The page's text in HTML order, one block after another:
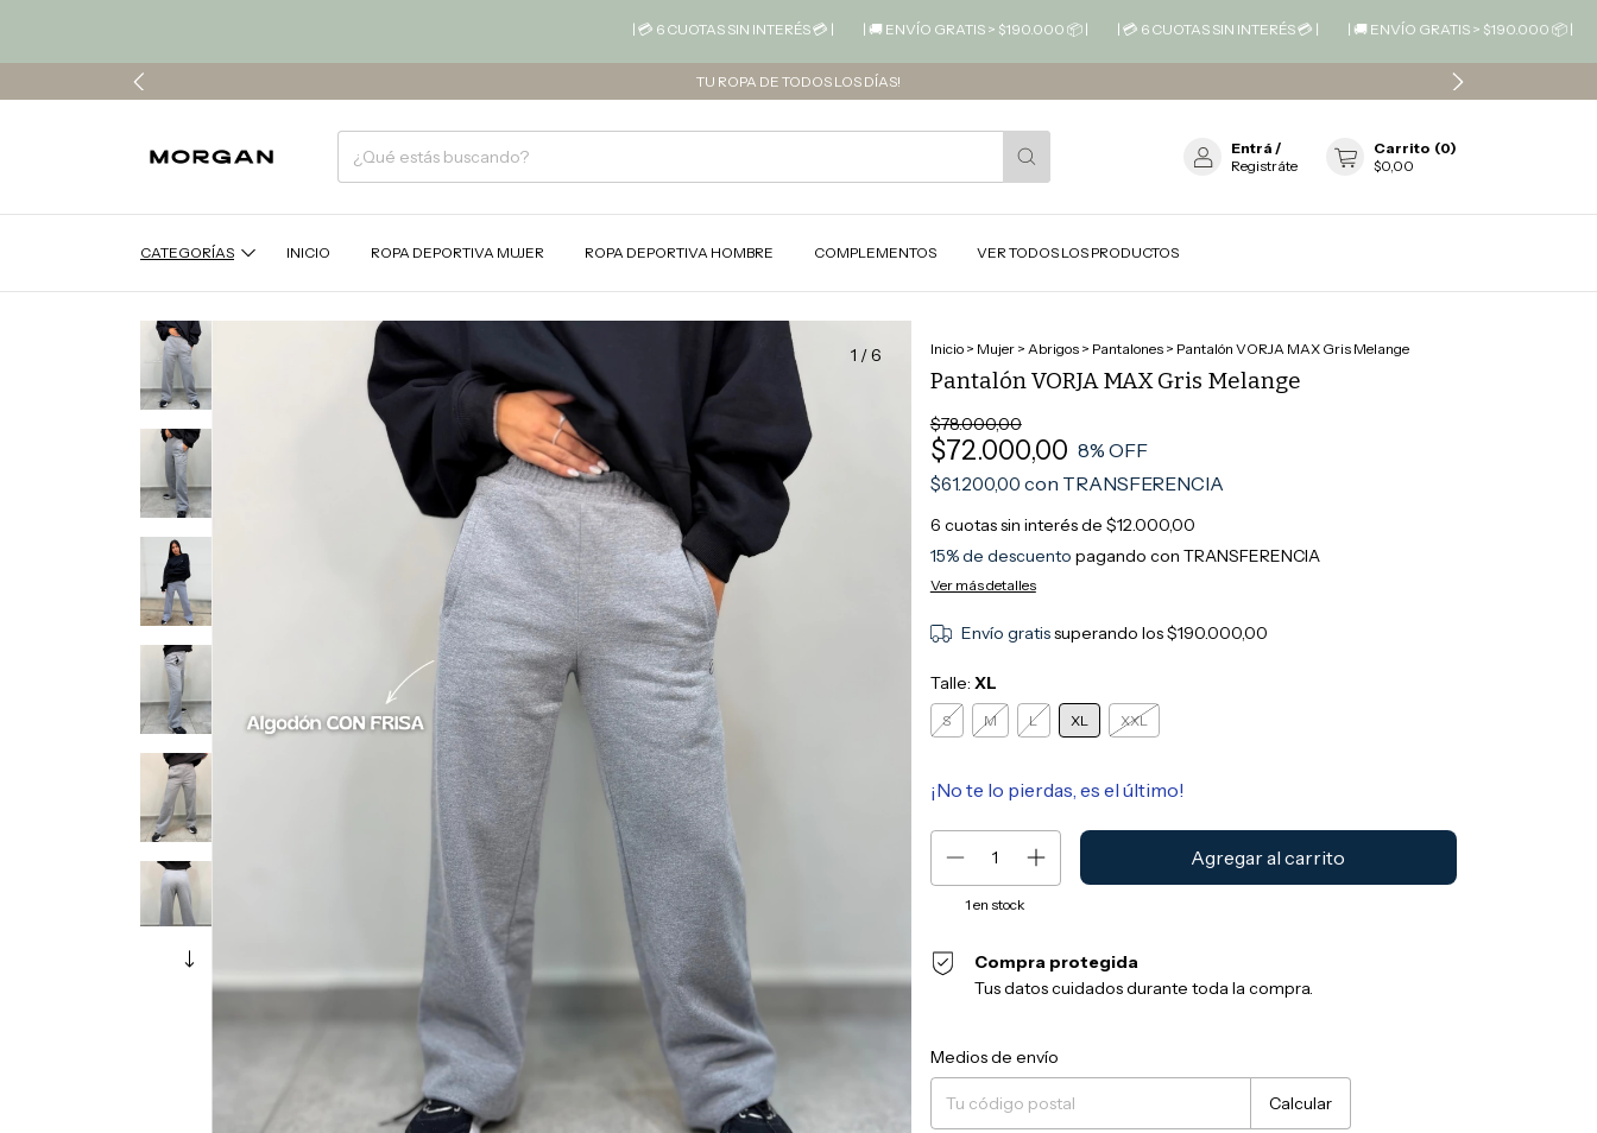
| 💳 6 CUOTAS SIN INTERÉS 💳 | | 🚚 ENVÍO GRATIS > $190.000 📦 | | 💳 6 CUOTAS SIN INTERÉS 💳 | | 🚚 ENVÍO GRATIS > $190.000 📦 | | 💳 6
TU ROPA DE TODOS LOS DÍAS!
Entrá /
Registráte
Carrito (0)
$0,00
CATEGORÍAS INICIO ROPA DEPORTIVA MUJER ROPA DEPORTIVA HOMBRE COMPLEMENTOS VER TODOS LOS PRODUCTOS
1 /6 Inicio > Mujer > Abrigos > Pantalones > Pantalón VORJA MAX Gris Melange
Pantalón VORJA MAX Gris Melange
$78.000,00
$72.000,00 8% OFF
$61.200,00 con TRANSFERENCIA
6 cuotas sin interés de $12.000,00
15% de descuento pagando con TRANSFERENCIA
Ver más detalles
Envío gratissuperando los$190.000,00
Talle: XL
S M L XL XXL
¡No te lo pierdas, es el último!
1 en stock
Compra protegida
Tus datos cuidados durante toda la compra.
Entregas para el CP:
Medios de envío
Calcular